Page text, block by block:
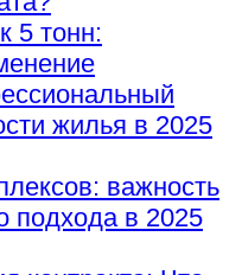
5 тонн:
жилья в 2025
важность
подхода в 2025